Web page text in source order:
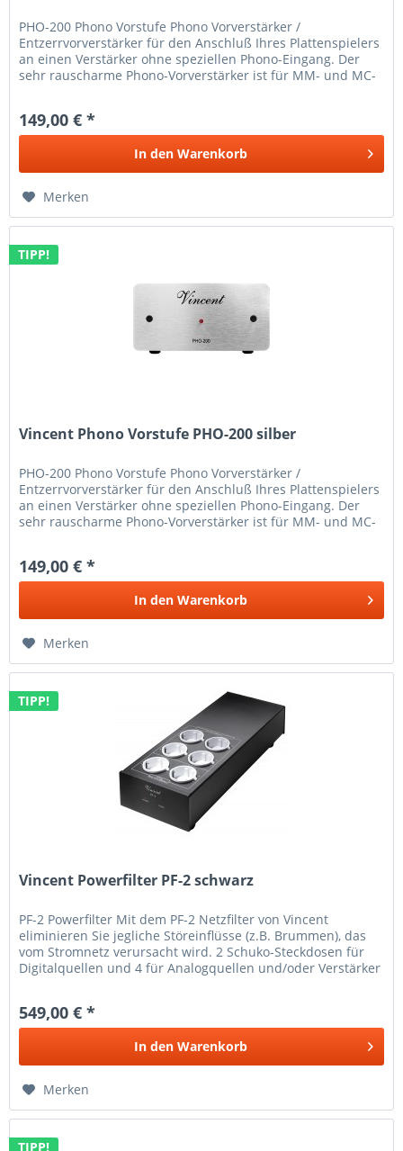
PHO-200 Phono Vorstufe Phono Vorverstärker /
Entzerrvorverstärker für den Anschluß Ihres Plattenspielers
an einen Verstärker ohne speziellen Phono-Eingang. Der
sehr rauscharme Phono-Vorverstärker ist für MM- und MC-
149,00 € *
In den Warenkorb
Merken
TIPP!
Vincent Phono Vorstufe PHO-200 silber
PHO-200 Phono Vorstufe Phono Vorverstärker /
Entzerrvorverstärker für den Anschluß Ihres Plattenspielers
an einen Verstärker ohne speziellen Phono-Eingang. Der
sehr rauscharme Phono-Vorverstärker ist für MM- und MC-
149,00 € *
In den Warenkorb
Merken
TIPP!
Vincent Powerfilter PF-2 schwarz
PF-2 Powerfilter Mit dem PF-2 Netzfilter von Vincent
eliminieren Sie jegliche Störeinflüsse (z.B. Brummen), das
vom Stromnetz verursacht wird. 2 Schuko-Steckdosen für
Digitalquellen und 4 für Analogquellen und/oder Verstärker
549,00 € *
In den Warenkorb
Merken
TIPP!